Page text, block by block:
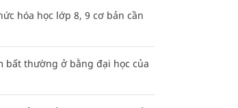
hóa học lớp 8, 9 cơ bản cần
bất thường ở bằng đại học của